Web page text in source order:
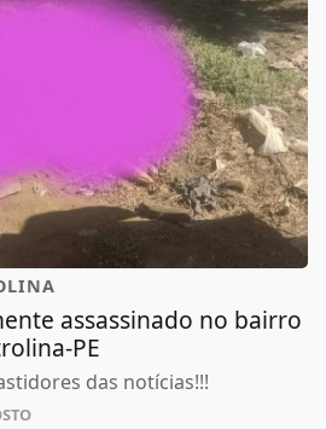
assassinado no bairro
PE
das notícias!!!